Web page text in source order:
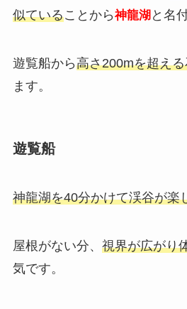
似ていることから神龍湖と名
遊覧船から高さ200mを超え
ます。
遊覧船
神龍湖を40分かけて渓谷が楽
屋根がない分、 視界が広がり
気です。